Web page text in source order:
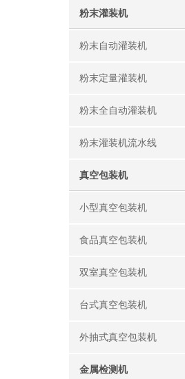
粉末灌装机
粉末自动灌装机
粉末定量灌装机
粉末全自动灌装机
粉末灌装机流水线
真空包装机
小型真空包装机
食品真空包装机
双室真空包装机
台式真空包装机
外抽式真空包装机
金属检测机